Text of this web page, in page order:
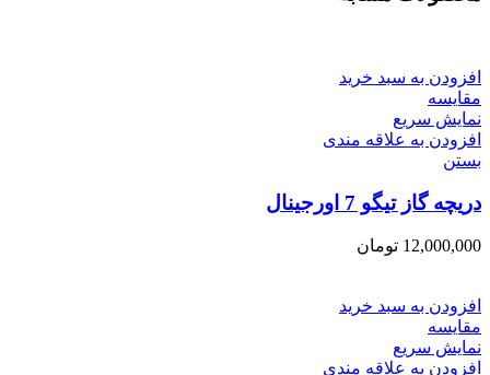
افزودن به سبد خرید
مقایسه
نمایش سریع
افزودن به علاقه مندی
بستن
دریچه گاز تیگو 7 اورجینال
12,000,000 تومان
افزودن به سبد خرید
مقایسه
نمایش سریع
افزودن به علاقه مندی